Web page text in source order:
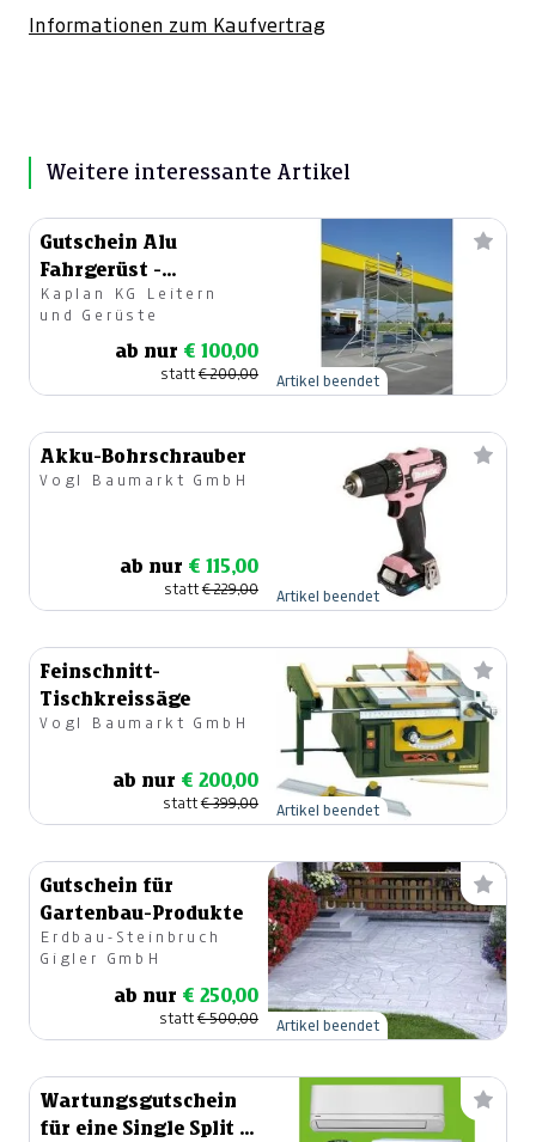
Informationen zum Kaufvertrag
Weitere interessante Artikel
Gutschein Alu
Fahrgerüst -
Leihgerüst
Kaplan KG Leitern
und Gerüste
ab nur € 100,00
statt€ 200,00 Artikel beendet
Akku-Bohrschrauber
Vogl Baumarkt GmbH
ab nur € 115,00
statt€ 229,00 Artikel beendet
Feinschnitt-
Tischkreissäge
Vogl Baumarkt GmbH
ab nur € 200,00
statt€ 399,00 Artikel beendet
Gutschein für
Gartenbau-Produkte
Erdbau-Steinbruch
Gigler GmbH
ab nur € 250,00
statt€ 500,00 Artikel beendet
Wartungsgutschein
für eine Single Split -